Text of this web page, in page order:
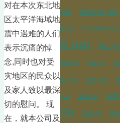
对在本次东北地
区太平洋海域地
震中遇难的人们
表示沉痛的悼
念,同时也对受
灾地区的民众以
及家人致以最深
切的慰问。 现
在，就本公司及
(20) 原创文学 (19)
(51) Z 24-200 f4-6.3
影 (121) 极火
涡虫 (8) 荷花 (7)
花 (10) 生活 (10)
(11) 90微 (9) 水草
(76)
美凤 (9)